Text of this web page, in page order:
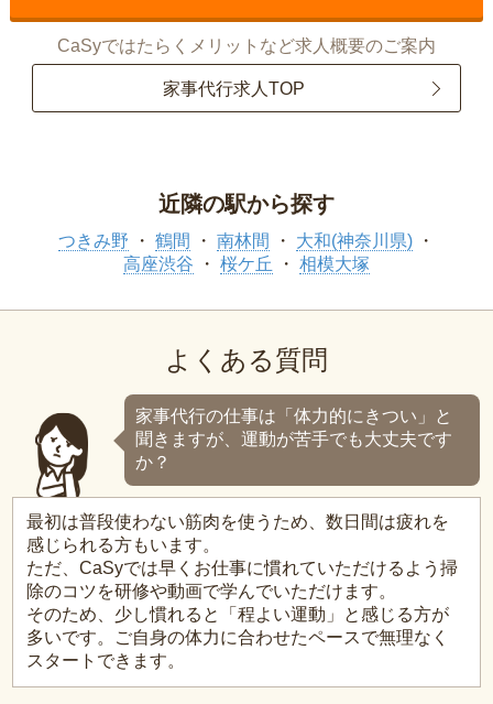
CaSyではたらくメリットなど求人概要のご案内
家事代行求人TOP
近隣の駅から探す
つきみ野 鶴間 南林間
大和(神奈川県)
高座渋谷
桜ケ丘 相模大塚
よくある質問
家事代行の仕事は「体力的にきつい」と
聞きますが、運動が苦手でも大丈夫です
か？
最初は普段使わない筋肉を使うため、数日間は疲れを
感じられる方もいます。
ただ、CaSyでは早くお仕事に慣れていただけるよう掃
除のコツを研修や動画で学んでいただけます。
そのため、少し慣れると「程よい運動」と感じる方が
多いです。ご自身の体力に合わせたペースで無理なく
スタートできます。